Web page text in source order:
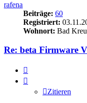
rafena
Beiträge: 60
Registriert:
Wohnort: Bad
Re: beta Firmware
Zitieren